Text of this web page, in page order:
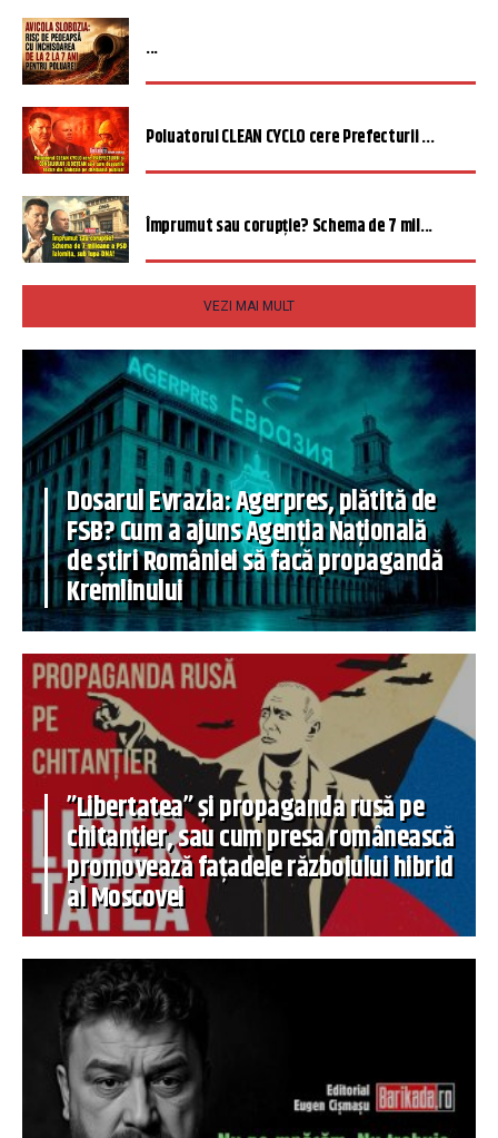
...
Poluatorul CLEAN CYCLO cere Prefecturii ...
Împrumut sau corupție? Schema de 7 mil...
VEZI MAI MULT
Dosarul Evrazia: Agerpres, plătită de
FSB? Cum a ajuns Agenția Națională
de știri României să facă propagandă
Kremlinului
”Libertatea” și propaganda rusă pe
chitanțier, sau cum presa românească
promovează fațadele războiului hibrid
al Moscovei